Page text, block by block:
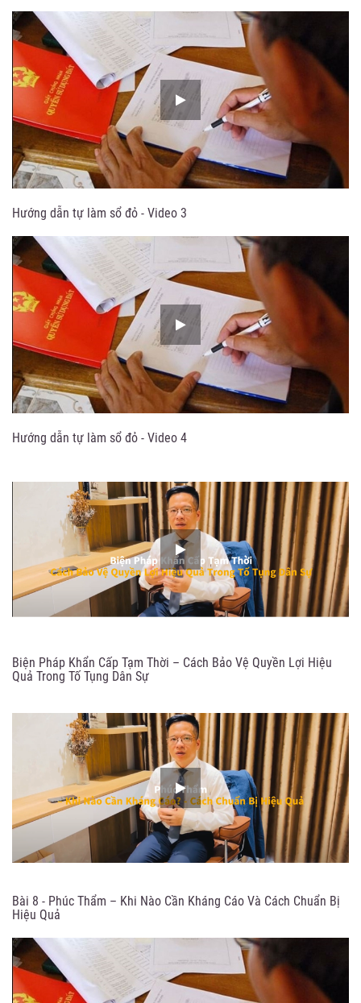
Hướng dẫn tự làm sổ đỏ - Video 3
Hướng dẫn tự làm sổ đỏ - Video 4
Biện Pháp Khẩn Cấp Tạm Thời – Cách Bảo Vệ Quyền Lợi Hiệu
Quả Trong Tố Tụng Dân Sự
Bài 8 - Phúc Thẩm – Khi Nào Cần Kháng Cáo Và Cách Chuẩn Bị
Hiệu Quả